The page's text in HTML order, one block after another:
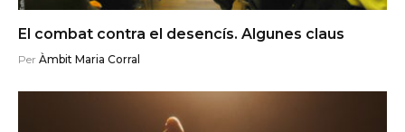
El combat contra el desencís. Algunes claus
Per Àmbit Maria Corral